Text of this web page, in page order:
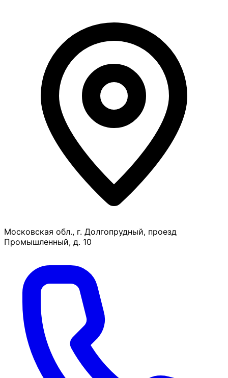
Московская обл., г. Долгопрудный, проезд
Промышленный, д. 10